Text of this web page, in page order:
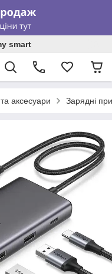
smart
аксесуари Зарядні